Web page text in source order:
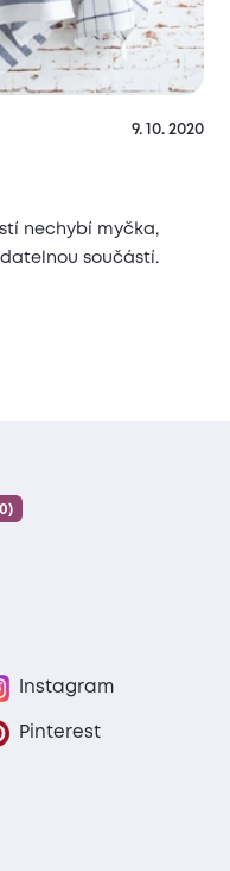
9. 10. 2020
nechybí myčka,
součástí.
Instagram
Pinterest